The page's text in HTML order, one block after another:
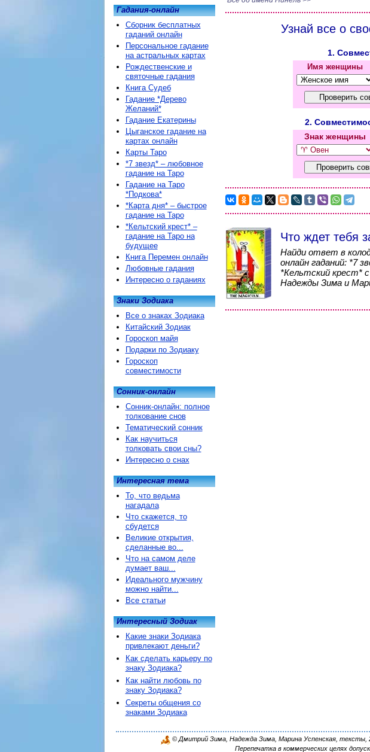
Узнай все о
1.
Имя женщины
2.
Знак женщины
Что ждет тебя
Найди ответ в
онлайн гаданий: *7
*Кельтский крест*
Надежды Зима и
Гадания-онлайн
Сборник бесплатных
гаданий онлайн
Персональное гадание
на астральных картах
Рождественские и
святочные гадания
Книга Судеб
Гадание *Дерево
Желаний*
Гадание Екатерины
Цыганское гадание на
картах онлайн
Карты Таро
*7 звезд* – любовное
гадание на Таро
Гадание на Таро
*Подкова*
*Карта дня* – быстрое
гадание на Таро
*Кельтский крест* –
гадание на Таро на
будущее
Книга Перемен онлайн
Любовные гадания
Интересно о гаданиях
Знаки Зодиака
Все о знаках Зодиака
Китайский Зодиак
Гороскоп майя
Подарки по Зодиаку
Гороскоп
совместимости
Сонник-онлайн
Сонник-онлайн: полное
толкование снов
Тематический сонник
Как научиться
толковать свои сны?
Интересно о снах
Интересная тема
То, что ведьма
нагадала
Что скажется, то
сбудется
Великие открытия,
сделанные во...
Что на самом деле
думает ваш...
Идеального мужчину
можно найти...
Все статьи
Интересный Зодиак
Какие знаки Зодиака
привлекают деньги?
Как сделать карьеру по
знаку Зодиака?
Как найти любовь по
знаку Зодиака?
Секреты общения со
знаками Зодиака
© Дмитрий Зима, Надежда Зима, Марина Успенская, тексты,
Перепечатка в коммерческих целях